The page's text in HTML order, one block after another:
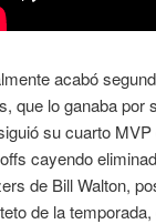
acabó
que lo ganaba por
su cuarto
cayendo
de Bill Walton,
de la